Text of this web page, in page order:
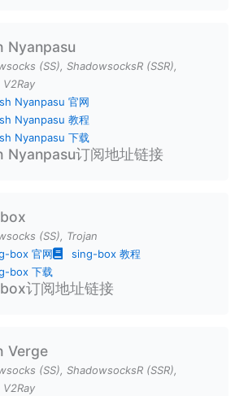
Nyanpasu
(SS), ShadowsocksR (SSR),
V2Ray
Nyanpasu 官网
Nyanpasu 教程
Nyanpasu 下载
Nyanpasu订阅地址链接
(SS), Trojan
box 官网
sing-box 教程
box 下载
订阅地址链接
Verge
(SS), ShadowsocksR (SSR),
V2Ray